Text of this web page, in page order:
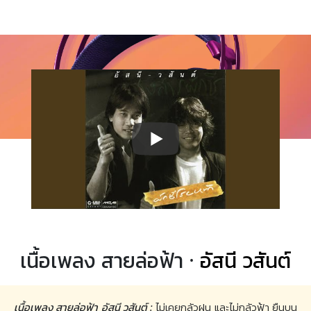
เนื้อเพลง สายล่อฟ้า · อัสนี วสันต์
เนื้อเพลง สายล่อฟ้า อัสนี วสันต์ :ไม่เคยกลัวฝน และไม่กลัวฟ้า ยืนบน